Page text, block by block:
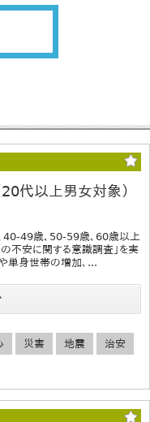
代以上男女対象）
40-49歳、50-59歳、60歳以上
不安に関する意識調査」を実
単身世帯の増加、...
災害 地震 治安